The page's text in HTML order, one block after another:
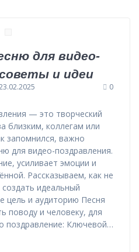
для видео-
и идеи
0
— это творческий
близким, коллегам или
запомнился, важно
для видео-поздравления.
усиливает эмоции и
Рассказываем, как не
идеальный
цель и аудиторию Песня
поводу и человеку, для
поздравление: Ключевой…